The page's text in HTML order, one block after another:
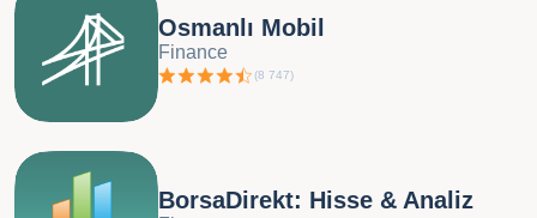
Osmanlı Mobil
Finance
(8 747)
BorsaDirekt: Hisse & Analiz